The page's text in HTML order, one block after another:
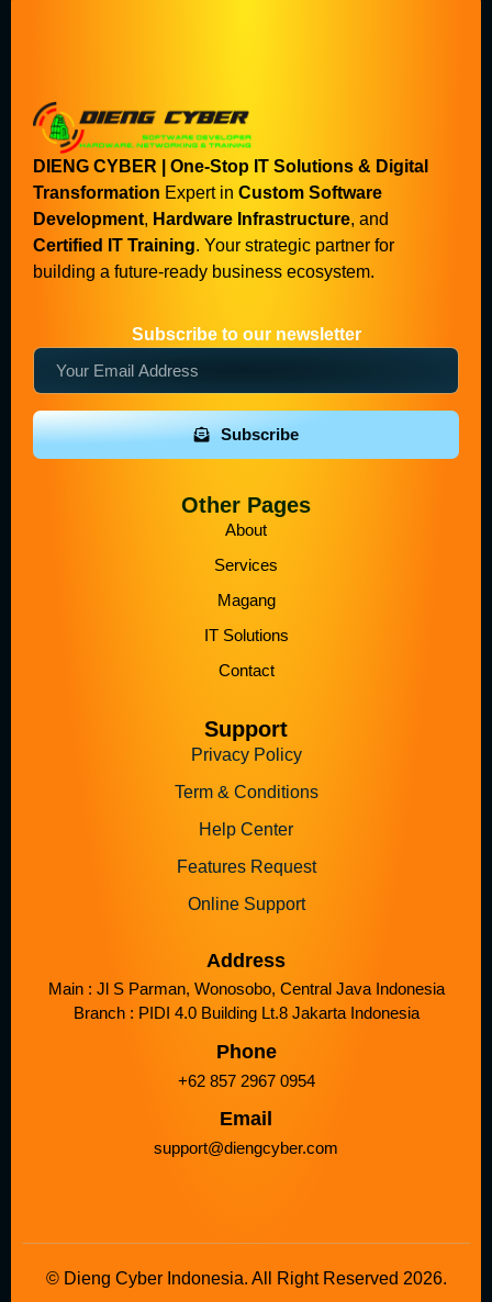
DIENG CYBER | One-Stop IT Solutions & Digital
Transformation Expert in Custom Software
Development, Hardware Infrastructure, and
Certified IT Training. Your strategic partner for
building a future-ready business ecosystem.
Subscribe to our newsletter
Subscribe
Other Pages
About
Services
Magang
IT Solutions
Contact
Support
Privacy Policy
Term & Conditions
Help Center
Features Request
Online Support
Address
Main : Jl S Parman, Wonosobo, Central Java Indonesia
Branch : PIDI 4.0 Building Lt.8 Jakarta Indonesia
Phone
+62 857 2967 0954
Email
support@diengcyber.com
© Dieng Cyber Indonesia. All Right Reserved 2026.